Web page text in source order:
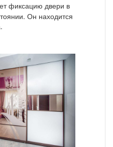
фиксацию двери в
Он находится